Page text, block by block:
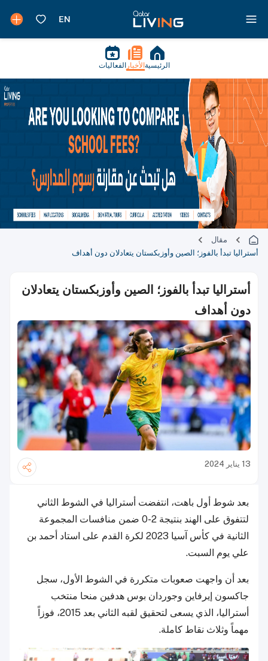
الرئيسية الأخبار الفعاليات
مقال
أستراليا تبدأ بالفوز؛ الصين وأوزبكستان يتعادلان دون أهداف
أستراليا تبدأ بالفوز؛ الصين وأوزبكستان يتعادلان
دون أهداف
13 يناير 2024
بعد شوط أول باهت، انتفضت أستراليا في الشوط الثاني
لتتفوق على الهند بنتيجة 2-0 ضمن منافسات المجموعة
الثانية في كأس آسيا 2023 لكرة القدم على استاد أحمد بن
علي يوم السبت.
بعد أن واجهت صعوبات متكررة في الشوط الأول، سجل
جاكسون إيرفاين وجوردان بوس هدفين منحا منتخب
أستراليا، الذي يسعى لتحقيق لقبه الثاني بعد 2015، فوزاً
مهماً وثلاث نقاط كاملة.